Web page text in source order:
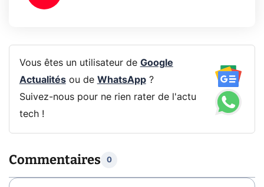
Vous êtes un utilisateur de Google
Actualitésou de WhatsApp?
Suivez-nous pour ne rien rater de l'actu
tech !
Commentaires 0